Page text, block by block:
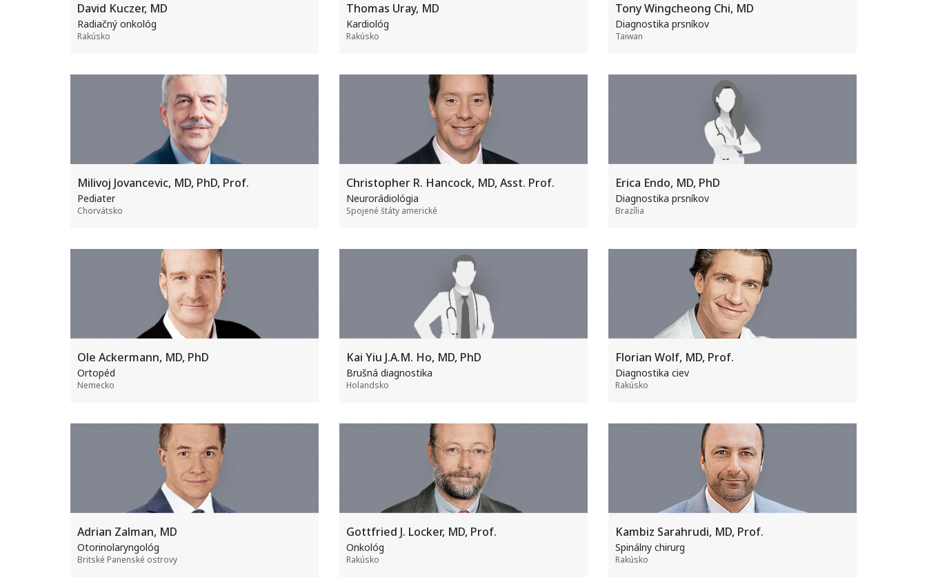
David Kuczer, MD
Rakúsko
Radiačný onkológ
Thomas Uray, MD
Rakúsko
Kardiológ
Tony Wingcheong Chi, MD
Taiwan
Diagnostika prsníkov
Milivoj Jovancevic, MD, PhD, Prof.
Chorvátsko
Pediater
Christopher R. Hancock, MD, Asst. Prof.
Spojené štáty americké
Neurorádiológia
Erica Endo, MD, PhD
Brazília
Diagnostika prsníkov
Ole Ackermann, MD, PhD
Nemecko
Ortopéd
Kai Yiu J.A.M. Ho, MD, PhD
Holandsko
Brušná diagnostika
Florian Wolf, MD, Prof.
Rakúsko
Diagnostika ciev
Adrian Zalman, MD
Britské Panenské ostrovy
Otorinolaryngológ
Gottfried J. Locker, MD, Prof.
Rakúsko
Onkológ
Kambiz Sarahrudi, MD, Prof.
Rakúsko
Spinálny chirurg